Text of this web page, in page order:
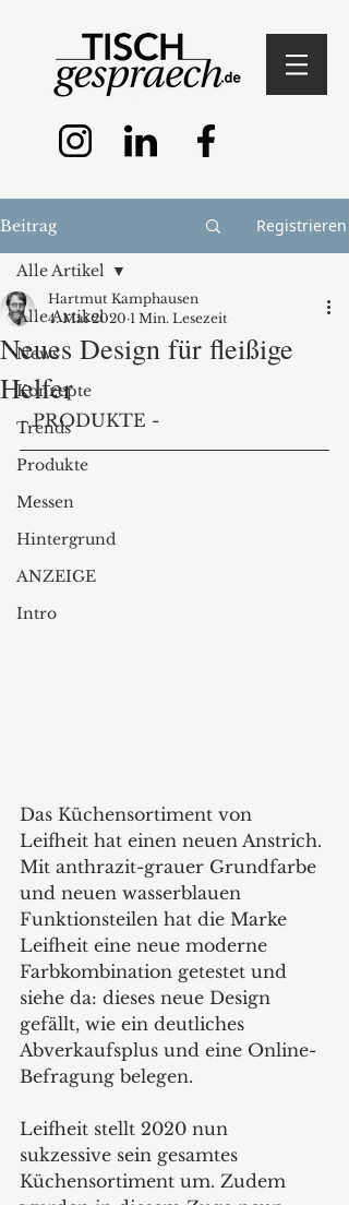
Beitrag Registrieren
Alle Artikel
News
Konzepte
Trends
Produkte
Messen
Hintergrund
ANZEIGE
Intro
Alle Artikel
Neues Design für fleißige
Helfer
Hartmut Kamphausen
4. Mai 2020 1 Min. Lesezeit
- PRODUKTE -
Das Küchensortiment von
Leifheit hat einen neuen Anstrich.
Mit anthrazit-grauer Grundfarbe
und neuen wasserblauen
Funktionsteilen hat die Marke
Leifheit eine neue moderne
Farbkombination getestet und
siehe da: dieses neue Design
gefällt, wie ein deutliches
Abverkaufsplus und eine Online-
Befragung belegen.
Leifheit stellt 2020 nun
sukzessive sein gesamtes
Küchensortiment um. Zudem